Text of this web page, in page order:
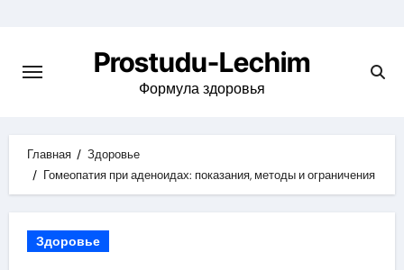
содержимому
Prostudu-Lechim
Формула здоровья
Главная
Здоровье
Гомеопатия при аденоидах: показания, методы и ограничения
Здоровье